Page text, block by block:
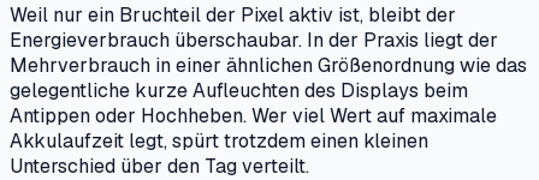
Weil nur ein Bruchteil der Pixel aktiv ist, bleibt der
Energieverbrauch überschaubar. In der Praxis liegt der
Mehrverbrauch in einer ähnlichen Größenordnung wie das
gelegentliche kurze Aufleuchten des Displays beim
Antippen oder Hochheben. Wer viel Wert auf maximale
Akkulaufzeit legt, spürt trotzdem einen kleinen
Unterschied über den Tag verteilt.